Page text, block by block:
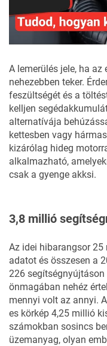
A lemerülés jele, ha
nehezebben teker.
feszültségét és a
kelljen
alternatívája
kettesben vagy
kizárólag hideg
alkalmazható,
csak a gyenge akksi.
3,8 millió
Az idei hibarangsor
adatot és összesen a
226
önmagában nehéz
mennyi volt az annyi. A
es körkép 4,25 millió
számokban sosincs
üzemanyag, olyan